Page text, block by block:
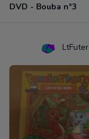
DVD - Bouba n°3
LtFuter